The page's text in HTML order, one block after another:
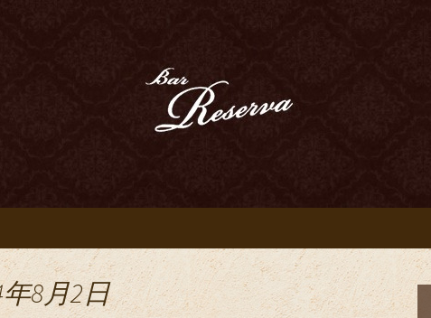
田駅近くのオー
Reserva～リゼ
8月2日